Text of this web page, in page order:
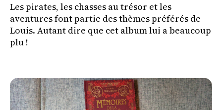
Les pirates, les chasses au trésor et les
aventures font partie des thèmes préférés de
Louis. Autant dire que cet album lui a beaucoup
plu !